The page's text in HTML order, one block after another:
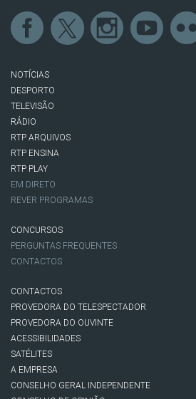
NOTÍCIAS
DESPORTO
TELEVISÃO
RÁDIO
RTP ARQUIVOS
RTP ENSINA
RTP PLAY
EM DIRETO
REVER PROGRAMAS
CONCURSOS
PERGUNTAS FREQUENTES
CONTACTOS
CONTACTOS
PROVEDORA DO TELESPECTADOR
PROVEDORA DO OUVINTE
ACESSIBILIDADES
SATÉLITES
A EMPRESA
CONSELHO GERAL INDEPENDENTE